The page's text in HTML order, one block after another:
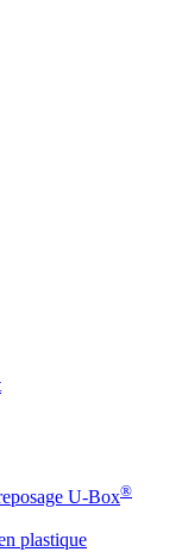
U-Box®
plastique